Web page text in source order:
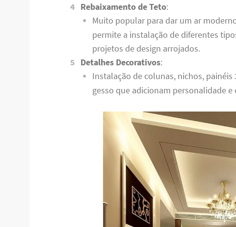
Rebaixamento de Teto:
Muito popular para dar um ar
permite a instalação de diferentes
projetos de design arrojados.
Detalhes Decorativos:
Instalação de colunas, nichos,
gesso que adicionam personalidade